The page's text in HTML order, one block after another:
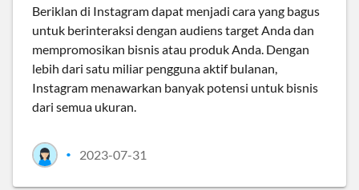
Beriklan di Instagram dapat menjadi cara yang bagus
untuk berinteraksi dengan audiens target Anda dan
mempromosikan bisnis atau produk Anda. Dengan
lebih dari satu miliar pengguna aktif bulanan,
Instagram menawarkan banyak potensi untuk bisnis
dari semua ukuran.
• 2023-07-31